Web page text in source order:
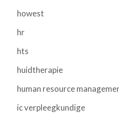
howest
hr
hts
huidtherapie
human resource
ic verpleegkundige